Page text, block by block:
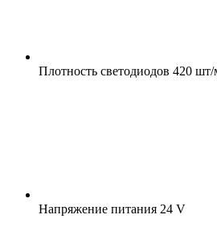
Плотность светодиодов 420 шт/
Напряжение питания 24 V